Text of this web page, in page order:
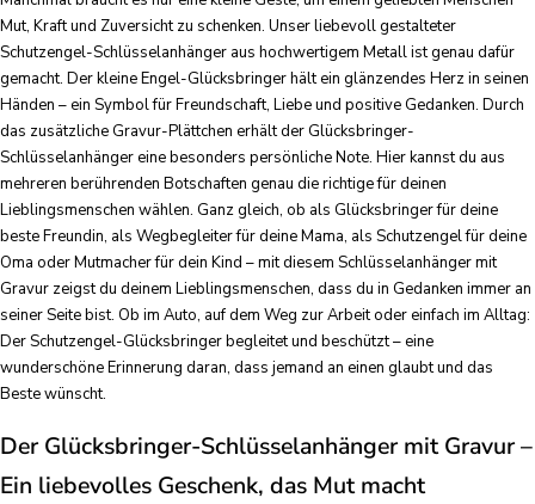
Mut, Kraft und Zuversicht zu schenken. Unser liebevoll gestalteter
Schutzengel-Schlüsselanhänger aus hochwertigem Metall ist genau dafür
gemacht. Der kleine Engel-Glücksbringer hält ein glänzendes Herz in seinen
Händen – ein Symbol für Freundschaft, Liebe und positive Gedanken. Durch
das zusätzliche Gravur-Plättchen erhält der Glücksbringer-
Schlüsselanhänger eine besonders persönliche Note. Hier kannst du aus
mehreren berührenden Botschaften genau die richtige für deinen
Lieblingsmenschen wählen. Ganz gleich, ob als Glücksbringer für deine
beste Freundin, als Wegbegleiter für deine Mama, als Schutzengel für deine
Oma oder Mutmacher für dein Kind – mit diesem Schlüsselanhänger mit
Gravur zeigst du deinem Lieblingsmenschen, dass du in Gedanken immer an
seiner Seite bist. Ob im Auto, auf dem Weg zur Arbeit oder einfach im Alltag:
Der Schutzengel-Glücksbringer begleitet und beschützt – eine
wunderschöne Erinnerung daran, dass jemand an einen glaubt und das
Beste wünscht.
Der Glücksbringer-Schlüsselanhänger mit Gravur –
Ein liebevolles Geschenk, das Mut macht